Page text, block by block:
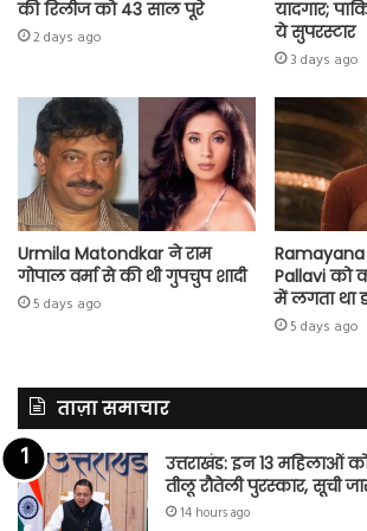
की रिलीज को 43 साल पूरे
2 days ago
यादगार;
ये सुपरस्टार
3 days ago
Urmila Matondkar ने राम
गोपाल वर्मा से की थी गुपचुप शादी
5 days ago
Ramayana
Pallavi को
में लगता था
5 days ago
ताज़ा समाचार
उत्तराखंड: इन 13 महिलाओं
तीलू रौतेली पुरस्कार, सूची
14 hours ago